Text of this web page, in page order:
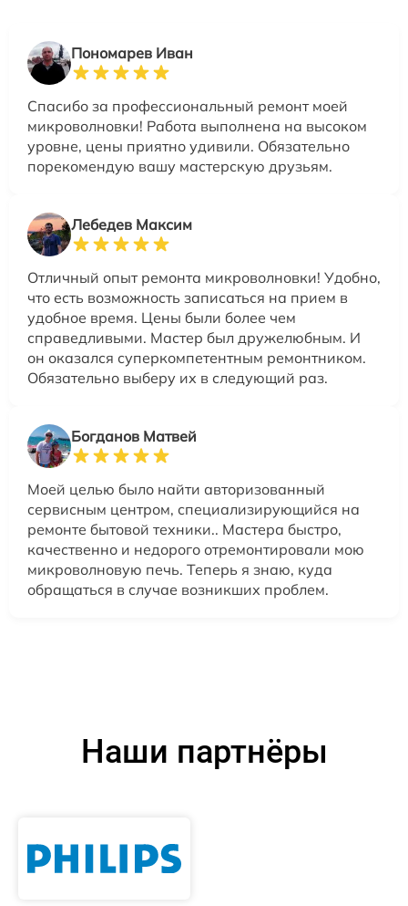
Пономарев Иван
Спасибо за профессиональный ремонт моей
микроволновки! Работа выполнена на высоком
уровне, цены приятно удивили. Обязательно
порекомендую вашу мастерскую друзьям.
Лебедев Максим
Отличный опыт ремонта микроволновки! Удобно,
что есть возможность записаться на прием в
удобное время. Цены были более чем
справедливыми. Мастер был дружелюбным. И
он оказался суперкомпетентным ремонтником.
Обязательно выберу их в следующий раз.
Богданов Матвей
Моей целью было найти авторизованный
сервисным центром, специализирующийся на
ремонте бытовой техники.. Мастера быстро,
качественно и недорого отремонтировали мою
микроволновую печь. Теперь я знаю, куда
обращаться в случае возникших проблем.
Наши партнёры